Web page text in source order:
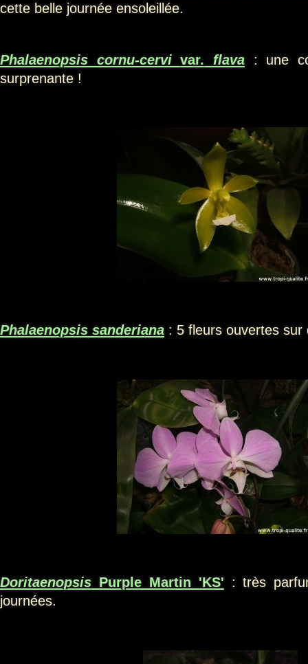
cette belle journée ensoleillée.
Phalaenopsis cornu-cervivar. flava: une
surprenante !
Phalaenopsis sanderiana : 5 fleurs ouvertes sur
Doritaenopsis Purple Martin 'KS' : très
journées.